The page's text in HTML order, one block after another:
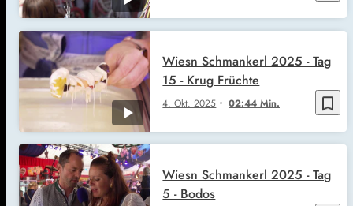
bookmark_border
4. Okt. 2025 02:44 Min.
Wiesn Schmankerl 2025 - Tag
15 - Krug Früchte
Wiesn Schmankerl 2025 - Tag
5 - Bodos